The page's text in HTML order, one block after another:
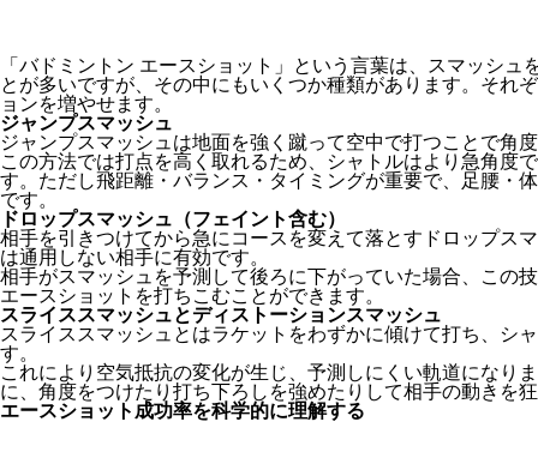
「バドミントン エースショット」という言葉は、スマッシ
とが多いですが、その中にもいくつか種類があります。それ
ョンを増やせます。
ジャンプスマッシュ
ジャンプスマッシュは地面を強く蹴って空中で打つことで角
この方法では打点を高く取れるため、シャトルはより急角度
す。ただし飛距離・バランス・タイミングが重要で、足腰・
です。
ドロップスマッシュ（フェイント含む）
相手を引きつけてから急にコースを変えて落とすドロップス
は通用しない相手に有効です。
相手がスマッシュを予測して後ろに下がっていた場合、この
エースショットを打ちこむことができます。
スライススマッシュとディストーションスマッシュ
スライススマッシュとはラケットをわずかに傾けて打ち、シ
す。
これにより空気抵抗の変化が生じ、予測しにくい軌道になり
に、角度をつけたり打ち下ろしを強めたりして相手の動きを
エースショット成功率を科学的に理解する